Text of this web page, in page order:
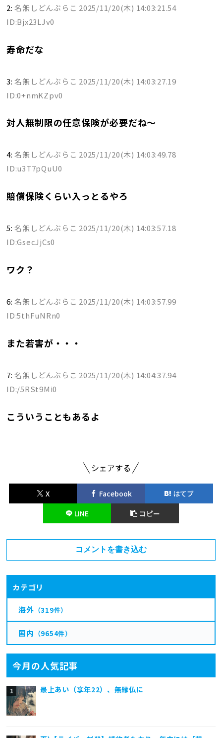
2:名無しどんぶらこ 2025/11/20(木) 14:03:21.54
ID:Bjx23LJv0
寿命だな
3:名無しどんぶらこ 2025/11/20(木) 14:03:27.19
ID:0+nmKZpv0
対人無制限の任意保険が必要だね～
4:名無しどんぶらこ 2025/11/20(木) 14:03:49.78
ID:u3T7pQuU0
賠償保険くらい入っとるやろ
5:名無しどんぶらこ 2025/11/20(木) 14:03:57.18
ID:GsecJjCs0
ワク？
6:名無しどんぶらこ 2025/11/20(木) 14:03:57.99
ID:5thFuNRn0
また若害が・・・
7:名無しどんぶらこ 2025/11/20(木) 14:04:37.94
ID:/5RSt9Mi0
こういうこともあるよ
シェアする
X Facebook
はてブ
LINE
コピー
コメントを書き込む
カテゴリ
海外 （319件）
国内 （9654件）
今月の人気記事
最上あい（享年22）、無縁仏に